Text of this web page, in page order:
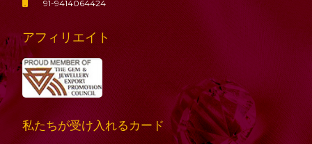
91-9414064424
アフィリエイト
私たちが受け入れるカード